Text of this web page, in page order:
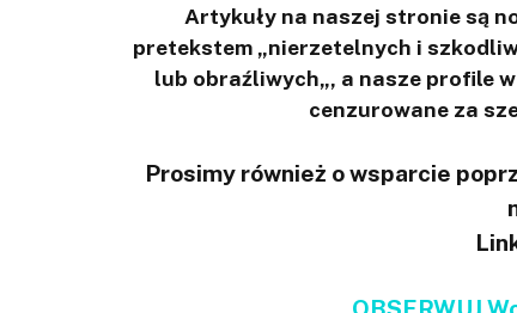
Artykuły na naszej stronie są
pretekstem „nierzetelnych i
lub obraźliwych„, a nasze profile
cenzurowane za
Prosimy również o wsparcie